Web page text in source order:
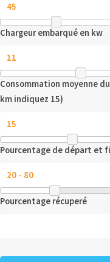
Chargeur embarqué en kw
Consommation moyenne
km indiquez 15)
Pourcentage de départ et
Pourcentage récuperé